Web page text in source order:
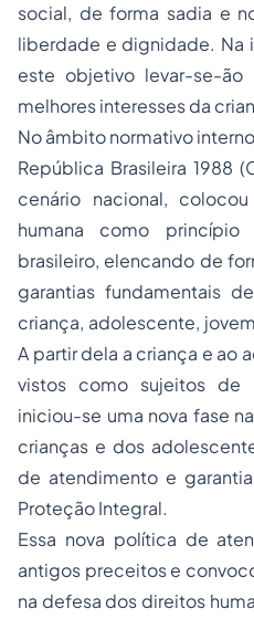
social, de forma sadia e
liberdade e dignidade. Na
este objetivo levar-se-
melhores interesses da
No âmbito normativo
República Brasileira 1988
cenário nacional,
humana como
brasileiro, elencando de
garantias fundamentais
criança, adolescente,
A partir dela a criança e ao
vistos como sujeitos de
iniciou-se uma nova fase
crianças e dos
de atendimento e
Proteção Integral.
Essa nova política de
antigos preceitos e
na defesa dos direitos